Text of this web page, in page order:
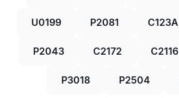
U0199 P2081 C123A
P2043 C2172 C2116
P3018 P2504